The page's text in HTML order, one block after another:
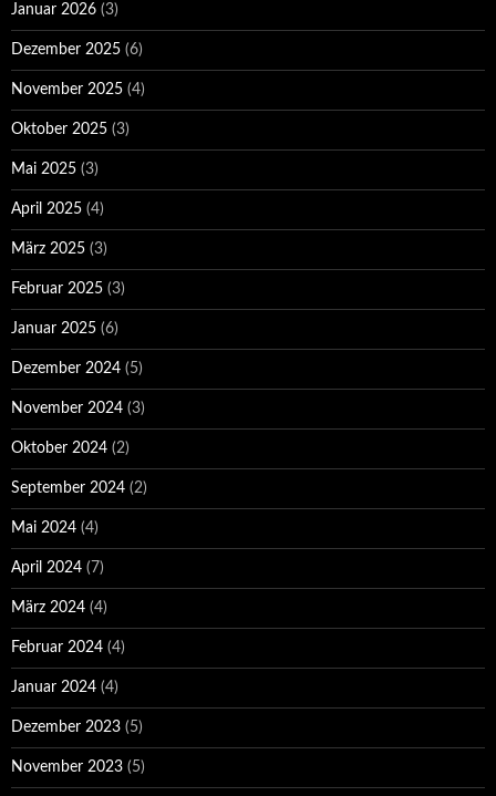
Januar 2026 (3)
Dezember 2025 (6)
November 2025 (4)
Oktober 2025 (3)
Mai 2025 (3)
April 2025 (4)
März 2025 (3)
Februar 2025 (3)
Januar 2025 (6)
Dezember 2024 (5)
November 2024 (3)
Oktober 2024 (2)
September 2024 (2)
Mai 2024 (4)
April 2024 (7)
März 2024 (4)
Februar 2024 (4)
Januar 2024 (4)
Dezember 2023 (5)
November 2023 (5)